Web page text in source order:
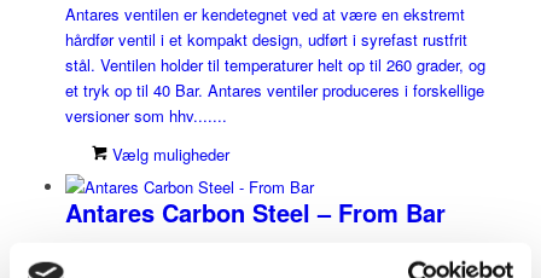
Antares ventilen er kendetegnet ved at være en ekstremt
hårdfør ventil i et kompakt design, udført i syrefast rustfrit
stål. Ventilen holder til temperaturer helt op til 260 grader, og
et tryk op til 40 Bar. Antares ventiler produceres i forskellige
versioner som hhv.......
Vælg muligheder
Antares Carbon Steel – From Bar